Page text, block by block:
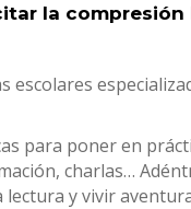
la compresión
para poner en
charlas…
y vivir